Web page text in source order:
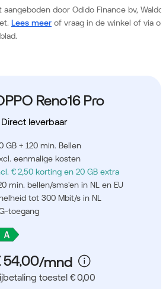
door Odido Finance bv,
Lees meer of vraag in de winkel of via
Reno16 Pro
Direct leverbaar
GB + 120 min. Bellen
eenmalige kosten
€ 2,50 korting en 20 GB extra
min. bellen/sms'en in NL en EU
tot 300 Mbit/s in NL
toegang
toestel € 0,00